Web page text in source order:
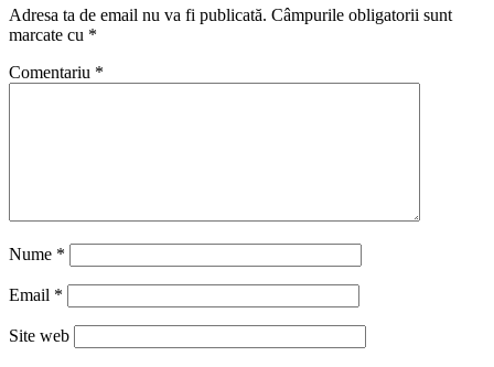
Adresa ta de email nu va fi publicată. Câmpurile obligatorii sunt
marcate cu *
Comentariu *
Nume *
Email *
Site web